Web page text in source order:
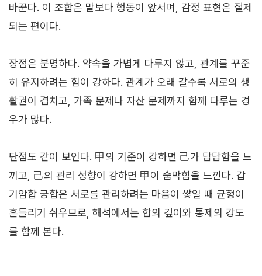
바꾼다. 이 조합은 말보다 행동이 앞서며, 감정 표현은 절제
되는 편이다.
장점은 분명하다. 약속을 가볍게 다루지 않고, 관계를 꾸준
히 유지하려는 힘이 강하다. 관계가 오래 갈수록 서로의 생
활권이 겹치고, 가족 문제나 자산 문제까지 함께 다루는 경
우가 많다.
단점도 같이 보인다. 甲의 기준이 강하면 己가 답답함을 느
끼고, 己의 관리 성향이 강하면 甲이 숨막힘을 느낀다. 갑
기암합 궁합은 서로를 관리하려는 마음이 쌓일 때 균형이
흔들리기 쉬우므로, 해석에서는 합의 깊이와 통제의 강도
를 함께 본다.